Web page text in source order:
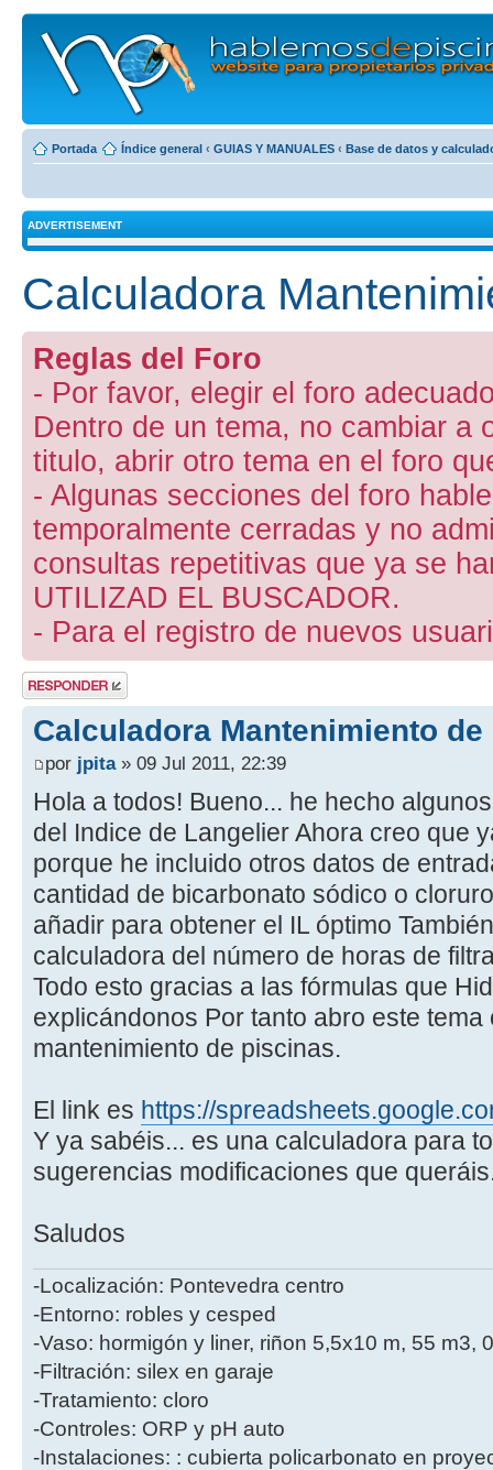
Portada Índice general ‹ GUIAS Y MANUALES ‹ Base de datos y
ADVERTISEMENT
Calculadora
Reglas del Foro
- Por favor, elegir el foro
Dentro de un tema, no cambiar a
titulo, abrir otro tema en el foro
- Algunas secciones del foro
temporalmente cerradas y no
consultas repetitivas que ya se
UTILIZAD EL BUSCADOR.
- Para el registro de nuevos
Publicar una
respuesta
Calculadora Mantenimiento
por jpita» 09 Jul 2011, 22:39
Hola a todos! Bueno... he hecho
del Indice de Langelier Ahora creo que
porque he incluido otros datos de
cantidad de bicarbonato sódico o
añadir para obtener el IL óptimo
calculadora del número de horas de
Todo esto gracias a las fórmulas que
explicándonos Por tanto abro este
mantenimiento de piscinas.
El link es https://
Y ya sabéis... es una calculadora para
sugerencias modificaciones que
Saludos
-Localización: Pontevedra centro
-Entorno: robles y cesped
-Vaso: hormigón y liner, riñon 5,5x10 m, 55 m3,
-Filtración: silex en garaje
-Tratamiento: cloro
-Controles: ORP y pH auto
-Instalaciones: : cubierta policarbonato en